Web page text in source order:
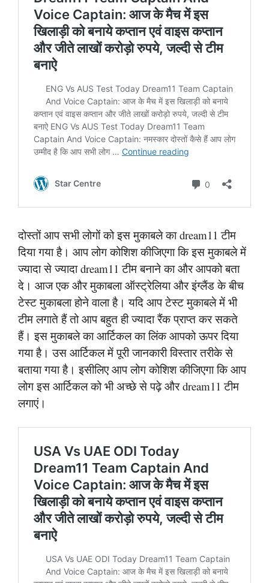
दोस्तों आप सभी लोगों को इस मुकाबले का dream11 टीम
दिया गया है। आप लोग कोशिश कीजिएगा कि इस मुकाबले में
ज्यादा से ज्यादा dream11 टीम बनाने का और आपको बता
दे। आज एक और मुकाबला ऑस्ट्रेलिया और इंग्लैंड के बीच
टेस्ट मुकाबला होने वाला है। यदि आप टेस्ट मुकाबले में भी
टीम लगाते हैं तो आप बहुत ही ज्यादा रैंक प्राप्त कर सकते
हैं। इस मुकाबले का आर्टिकल का लिंक आपको ऊपर दिया
गया है। उस आर्टिकल में पूरी जानकारी विस्तार तरीके से
बताया गया है। इसीलिए आप लोग कोशिश कीजिएगा कि आप
लोग इस आर्टिकल को भी अच्छे से पढ़े और dream11 टीम
लगाएं।